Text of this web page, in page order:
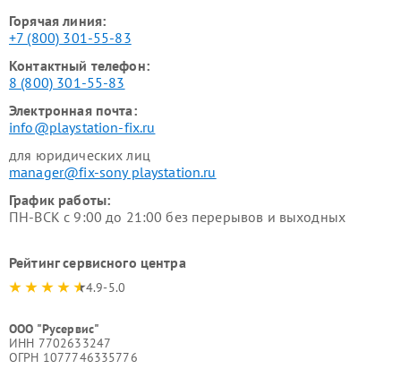
Горячая линия:
+7 (800) 301-55-83
Контактный телефон:
8 (800) 301-55-83
Электронная почта:
info@playstation-fix.ru
для юридических лиц
manager@fix-sony playstation.ru
График работы:
ПН-ВСК с 9:00 до 21:00 без перерывов и выходных
Рейтинг сервисного центра
4.9-5.0
ООО "Русервис"
ИНН 7702633247
ОГРН 1077746335776